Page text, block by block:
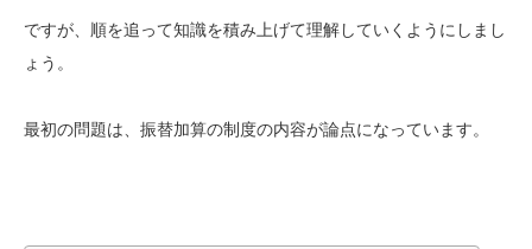
ですが、順を追って知識を積み上げて理解していくようにしまし
ょう。
最初の問題は、振替加算の制度の内容が論点になっています。